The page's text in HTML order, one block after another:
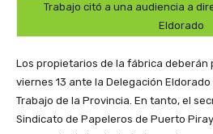
Trabajo citó a una audiencia a
Eldorado
Los propietarios de la fábrica deberán
viernes 13 ante la Delegación
Trabajo de la Provincia. En tanto, el
Sindicato de Papeleros de Puerto